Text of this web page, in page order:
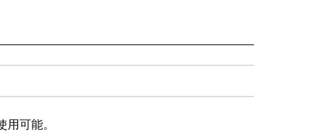
可能。